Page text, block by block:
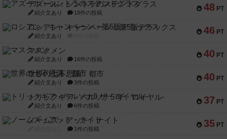
48 PT
アズール：シントラのステンドグラス
紹介文あり 18件の投稿
46 PT
ロシアン・キャンペーン：第5版デラックス
紹介文あり
40 PT
マスクメン
紹介文あり 16件の投稿
40 PT
世界の七不思議：都市
紹介文あり 3件の投稿
37 PT
トリックギア - ペルソナ5 ザ・ロイヤル-
紹介文あり 6件の投稿
35 PT
ノームズ・アット・ナイト
1件の投稿